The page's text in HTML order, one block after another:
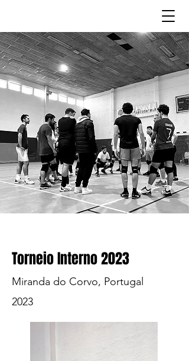
Torneio Interno 2023
Miranda do Corvo, Portugal
2023